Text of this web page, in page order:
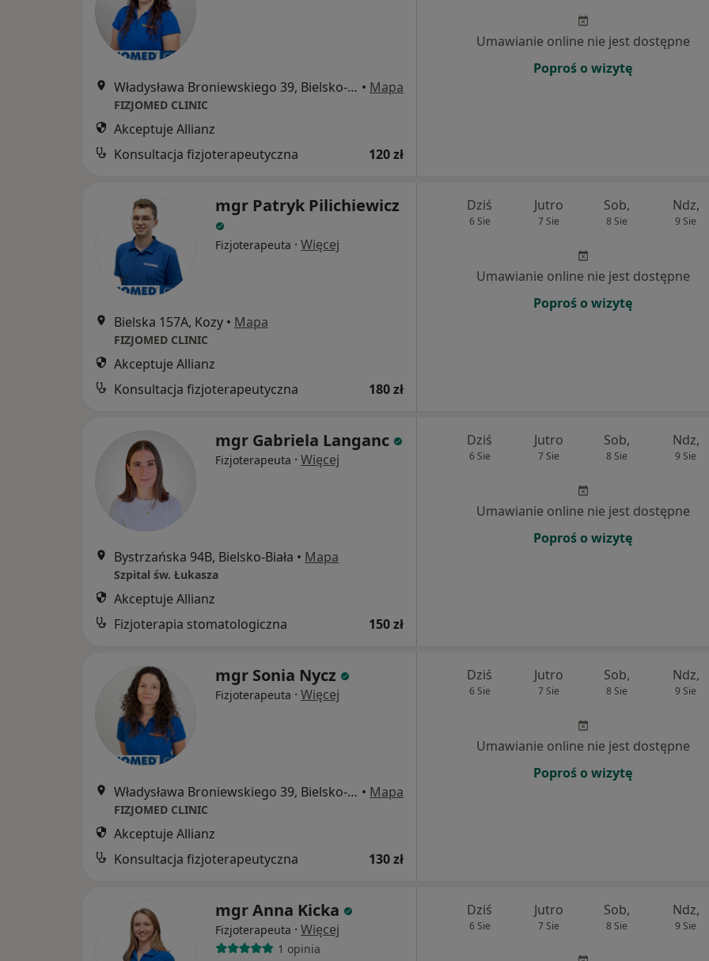
Władysława Broniewskiego 39, Bielsko-Biała • Mapa
FIZJOMED CLINIC
Akceptuje Allianz
Konsultacja fizjoterapeutyczna
120 zł
Umawianie online nie jest dostępne
Poproś o wizytę
mgr Patryk Pilichiewicz
Fizjoterapeuta · Więcej
Bielska 157A, Kozy • Mapa
FIZJOMED CLINIC
Akceptuje Allianz
Konsultacja fizjoterapeutyczna
180 zł
Dziś
6 Sie
Jutro
7 Sie
Sob,
8 Sie
Ndz,
9 Sie
Umawianie online nie jest dostępne
Poproś o wizytę
mgr Gabriela Langanc
Fizjoterapeuta · Więcej
Bystrzańska 94B, Bielsko-Biała • Mapa
Szpital św. Łukasza
Akceptuje Allianz
Fizjoterapia stomatologiczna
150 zł
Dziś
6 Sie
Jutro
7 Sie
Sob,
8 Sie
Ndz,
9 Sie
Umawianie online nie jest dostępne
Poproś o wizytę
mgr Sonia Nycz
Fizjoterapeuta · Więcej
Władysława Broniewskiego 39, Bielsko-Biała • Mapa
FIZJOMED CLINIC
Akceptuje Allianz
Konsultacja fizjoterapeutyczna
130 zł
Dziś
6 Sie
Jutro
7 Sie
Sob,
8 Sie
Ndz,
9 Sie
Umawianie online nie jest dostępne
Poproś o wizytę
mgr Anna Kicka
Fizjoterapeuta · Więcej
1 opinia
Dziś
6 Sie
Jutro
7 Sie
Sob,
8 Sie
Ndz,
9 Sie